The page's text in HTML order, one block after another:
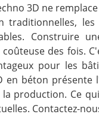
3D ne
traditionnelles,
Construire
des fois.
pour les
en béton
production. Ce
Contactez-